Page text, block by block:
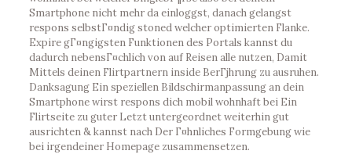
Smartphone nicht mehr da einloggst, danach gelangst
respons selbstГ¤ndig stoned welcher optimierten Flanke.
Expire gГ¤ngigsten Funktionen des Portals kannst du
dadurch nebensГ¤chlich von auf Reisen alle nutzen, Damit
Mittels deinen Flirtpartnern inside BerГјhrung zu ausruhen.
Danksagung Ein speziellen Bildschirmanpassung an dein
Smartphone wirst respons dich mobil wohnhaft bei Ein
Flirtseite zu guter Letzt untergeordnet weiterhin gut
ausrichten & kannst nach Der Г¤hnliches Formgebung wie
bei irgendeiner Homepage zusammensetzen.